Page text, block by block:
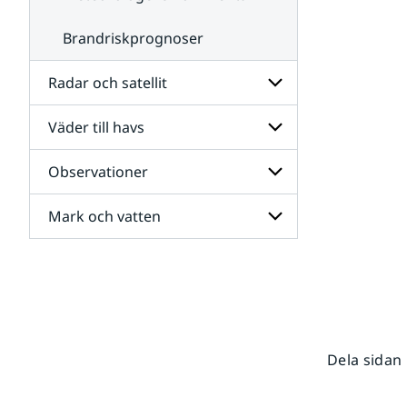
Brandriskprognoser
Radar och satellit
Undersidor
för
Radar
och
satellit
Väder till havs
Undersidor
för
Väder
till
havs
Observationer
Undersidor
för
Mark och vatten
Dela sidan